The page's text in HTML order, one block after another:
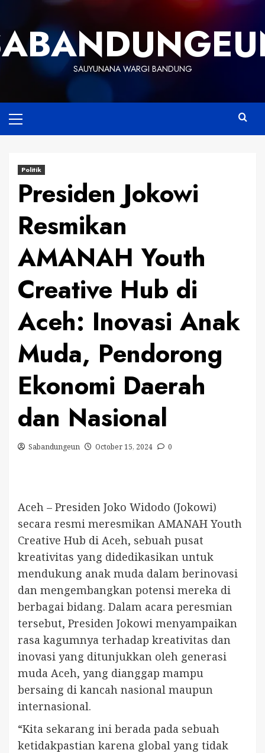
content
SAUYUNANA WARGI BANDUNG
Menu
Politik
Presiden Jokowi
Resmikan
AMANAH Youth
Creative Hub di
Aceh: Inovasi Anak
Muda, Pendorong
Ekonomi Daerah
dan Nasional
Sabandungeun October 15, 2024 0
Aceh – Presiden Joko Widodo (Jokowi)
secara resmi meresmikan AMANAH Youth
Creative Hub di Aceh, sebuah pusat
kreativitas yang didedikasikan untuk
mendukung anak muda dalam berinovasi
dan mengembangkan potensi mereka di
berbagai bidang. Dalam acara peresmian
tersebut, Presiden Jokowi menyampaikan
rasa kagumnya terhadap kreativitas dan
inovasi yang ditunjukkan oleh generasi
muda Aceh, yang dianggap mampu
bersaing di kancah nasional maupun
internasional.
“Kita sekarang ini berada pada sebuah
ketidakpastian karena global yang tidak